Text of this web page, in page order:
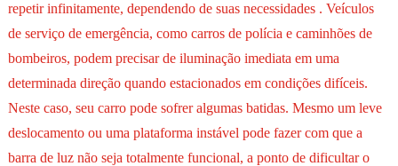
repetir infinitamente, dependendo de suas necessidades . Veículos
de serviço de emergência, como carros de polícia e caminhões de
bombeiros, podem precisar de iluminação imediata em uma
determinada direção quando estacionados em condições difíceis.
Neste caso, seu carro pode sofrer algumas batidas. Mesmo um leve
deslocamento ou uma plataforma instável pode fazer com que a
barra de luz não seja totalmente funcional, a ponto de dificultar o